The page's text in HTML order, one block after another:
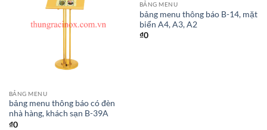
BẢNG MENU
bảng menu thông báo có đèn
nhà hàng, khách sạn B-39A
₫0
BẢNG MENU
bảng menu thông báo B-14, mặt
biển A4, A3, A2
₫0